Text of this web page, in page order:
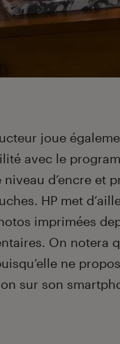
joue
avec le
niveau d’encre et
HP met
imprimées
On notera
ne
sur son